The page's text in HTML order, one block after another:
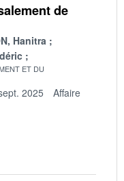
de
Hanitra
ET DU
2025
Affaire